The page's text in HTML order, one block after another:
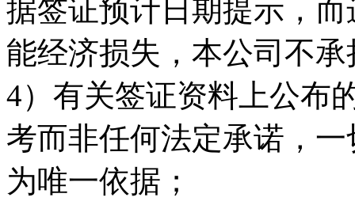
据签证预计日期提示，
能经济损失，本公司不
4）有关签证资料上公布
考而非任何法定承诺，
为唯一依据；